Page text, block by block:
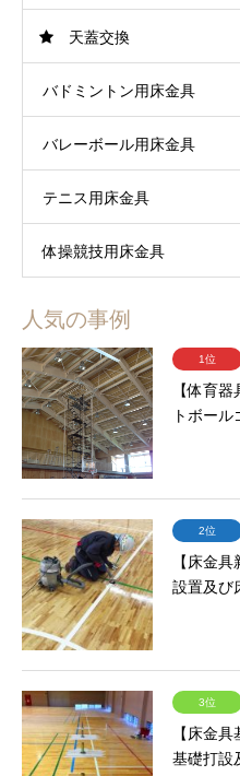
天蓋交換
バドミントン用床金具
バレーボール用床金具
テニス用床金具
体操競技用床金具
人気の事例
1位
【体育
トボール
2位
【床金
設置及び
3位
【床金
基礎打設